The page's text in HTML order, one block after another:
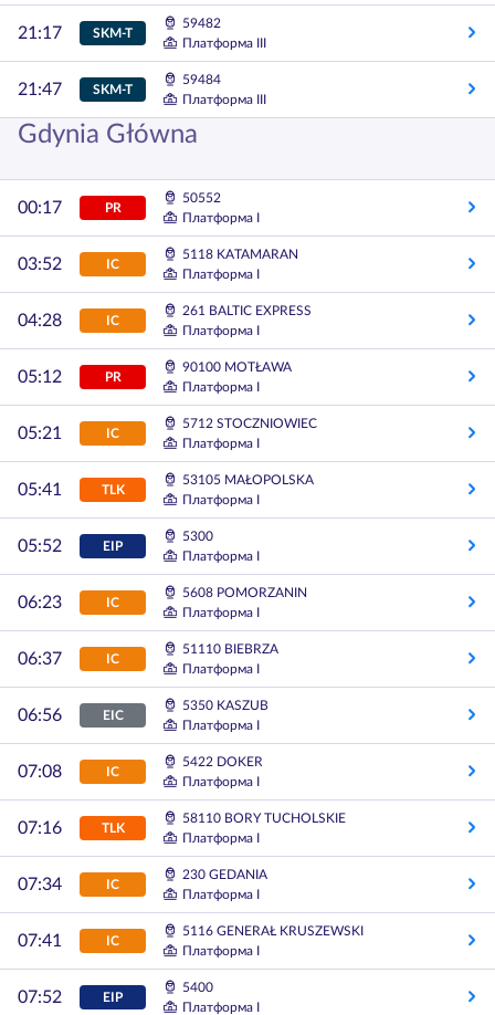
21:17 SKM-T
59482
Платформа III
21:47 SKM-T
59484
Платформа III
Gdynia Główna
00:17 PR
50552
Платформа I
03:52 IC
5118 KATAMARAN
Платформа I
04:28 IC
261 BALTIC EXPRESS
Платформа I
05:12 PR
90100 MOTŁAWA
Платформа I
05:21 IC
5712 STOCZNIOWIEC
Платформа I
05:41 TLK
53105 MAŁOPOLSKA
Платформа I
05:52 EIP
5300
Платформа I
06:23 IC
5608 POMORZANIN
Платформа I
06:37 IC
51110 BIEBRZA
Платформа I
06:56 EIC
5350 KASZUB
Платформа I
07:08 IC
5422 DOKER
Платформа I
07:16 TLK
58110 BORY TUCHOLSKIE
Платформа I
07:34 IC
230 GEDANIA
Платформа I
07:41 IC
5116 GENERAŁ KRUSZEWSKI
Платформа I
07:52 EIP
5400
Платформа I